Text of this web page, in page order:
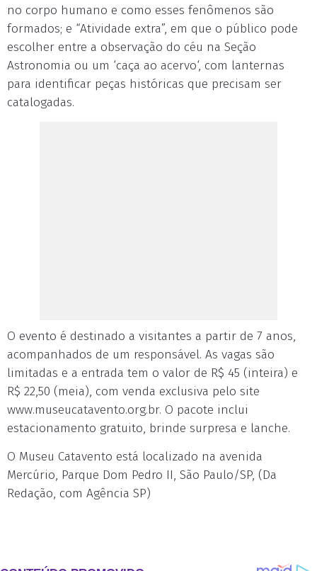
no corpo humano e como esses fenômenos são
formados; e “Atividade extra”, em que o público pode
escolher entre a observação do céu na Seção
Astronomia ou um ‘caça ao acervo‘, com lanternas
para identificar peças históricas que precisam ser
catalogadas.
O evento é destinado a visitantes a partir de 7 anos,
acompanhados de um responsável. As vagas são
limitadas e a entrada tem o valor de R$ 45 (inteira) e
R$ 22,50 (meia), com venda exclusiva pelo site
www.museucatavento.org.br. O pacote inclui
estacionamento gratuito, brinde surpresa e lanche.
O Museu Catavento está localizado na avenida
Mercúrio, Parque Dom Pedro II, São Paulo/SP, (Da
Redação, com Agência SP)